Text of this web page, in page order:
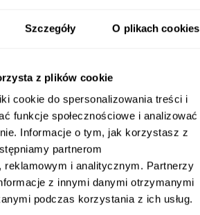
Szczegóły O plikach cookies
z plików cookie
cookie do spersonalizowania treści i
funkcje społecznościowe i analizować
Informacje o tym, jak korzystasz z
partnerom
reklamowym i analitycznym. Partnerzy
z innymi danymi otrzymanymi
podczas korzystania z ich usług.